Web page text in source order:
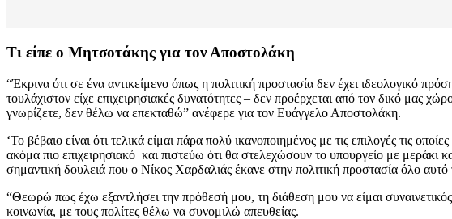
Τι είπε ο Μητσοτάκης για τον Αποστολάκη
“Έκρινα ότι σε ένα αντικείμενο όπως η πολιτική προστασία δεν έχει ιδεολογικό
τουλάχιστον είχε επιχειρησιακές δυνατότητες – δεν προέρχεται από τον δικό μας
γνωρίζετε, δεν θέλω να επεκταθώ” ανέφερε για τον Ευάγγελο Αποστολάκη.
‘Το βέβαιο είναι ότι τελικά είμαι πάρα πολύ ικανοποιημένος με τις επιλογές τις
ακόμα πιο επιχειρησιακό και πιστεύω ότι θα στελεχώσουν το υπουργείο με μεράκι
σημαντική δουλειά που ο Νίκος Χαρδαλιάς έκανε στην πολιτική προστασία όλο
“Θεωρώ πως έχω εξαντλήσει την πρόθεσή μου, τη διάθεση μου να είμαι
κοινωνία, με τους πολίτες θέλω να συνομιλώ απευθείας.